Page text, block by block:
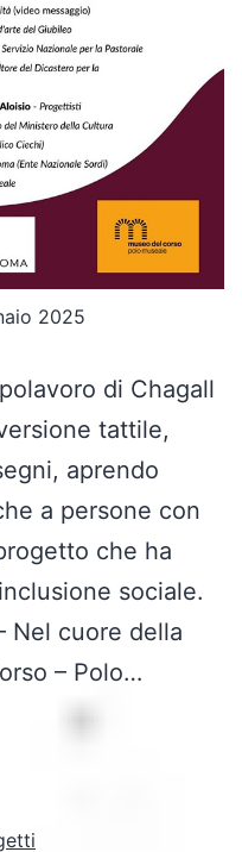
2025
di Chagall
tattile,
aprendo
a persone con
che ha
sociale.
Nel cuore della
– Polo…